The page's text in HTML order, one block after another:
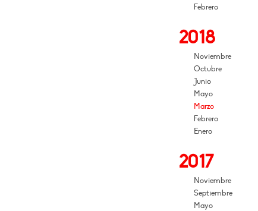
Febrero
2018
Noviembre
Octubre
Junio
Mayo
Marzo
Febrero
Enero
2017
Noviembre
Septiembre
Mayo